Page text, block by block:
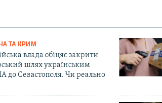
ТА КРИМ
влада обіцяє закрити
шлях українським
до Севастополя. Чи реально